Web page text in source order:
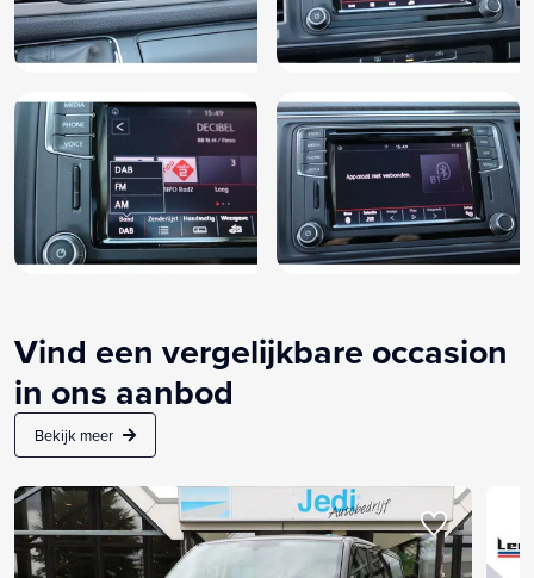
Vind een vergelijkbare occasion
in ons aanbod
Bekijk meer